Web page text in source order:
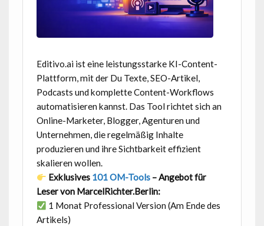
Editivo.ai ist eine leistungsstarke KI-Content-
Plattform, mit der Du Texte, SEO-Artikel,
Podcasts und komplette Content-Workflows
automatisieren kannst. Das Tool richtet sich an
Online-Marketer, Blogger, Agenturen und
Unternehmen, die regelmäßig Inhalte
produzieren und ihre Sichtbarkeit effizient
skalieren wollen.
Exklusives 101 OM-Tools – Angebot für
Leser von MarcelRichter.Berlin:
1 Monat Professional Version (Am Ende des
Artikels)